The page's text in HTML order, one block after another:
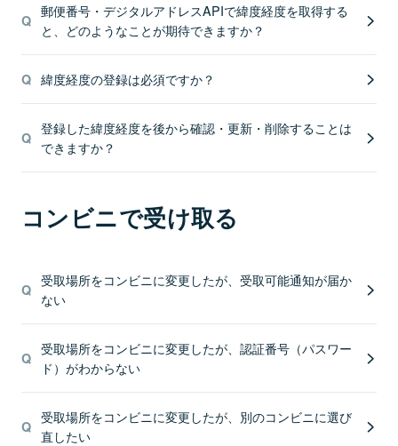
郵便番号・デジタルアドレスAPIで緯度経度を取得する
と、どのようなことが期待できますか？
緯度経度の登録は必須ですか？
登録した緯度経度を後から確認・更新・削除することは
できますか？
コンビニで受け取る
受取場所をコンビニに変更したが、受取可能通知が届か
ない
受取場所をコンビニに変更したが、認証番号（パスワー
ド）がわからない
受取場所をコンビニに変更したが、別のコンビニに選び
直したい